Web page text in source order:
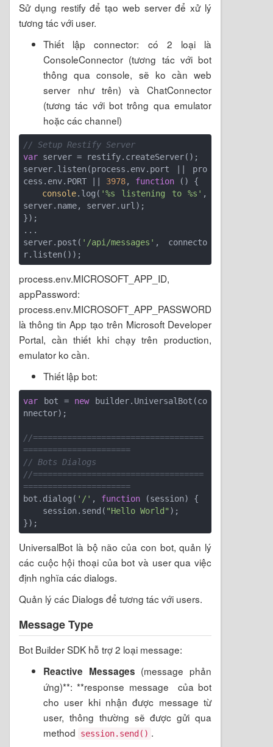
Sử dụng restify để tạo web server để xử lý
tương tác với user.
Thiết lập connector: có 2 loại là
ConsoleConnector (tương tác với bot
thông qua console, sẽ ko cần web
server như trên) và ChatConnector
(tương tác với bot trông qua emulator
hoặc các channel)
// Setup Restify Server
var server = restify.createServer();
server.listen(process.env.port || pro
cess.env.PORT || 3978, function ( ) {
console.log( '%s listening to %s' ,
server.name, server.url);
});
...
server.post( '/api/messages' , connecto
process.env.MICROSOFT_APP_ID,
appPassword:
process.env.MICROSOFT_APP_PASSWORD
là thông tin App tạo trên Microsoft Developer
Portal, cần thiết khi chạy trên production,
emulator ko cần.
Thiết lập bot:
var bot = new builder.UniversalBot(co
nnector);
//===================================
======================
// Bots Dialogs
//===================================
======================
bot.dialog( '/' , function (session) {
    session.send(
"Hello World" );
UniversalBot là bộ não của con bot, quản lý
các cuộc hội thoại của bot và user qua việc
định nghĩa các dialogs.
Quản lý các Dialogs để tương tác với users.
Message Type
Bot Builder SDK hỗ trợ 2 loại message:
Reactive Messages (message phản
ứng)**: **response message của bot
cho user khi nhận được message từ
user, thông thường sẽ được gửi qua
method
session.send() .